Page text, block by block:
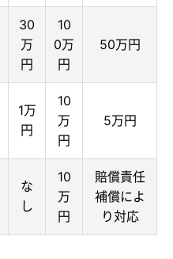
30
万
円
10
0万
円
50万円
1万
円
10
万
円
5万円
な
し
10
万
円
賠償責任
補償によ
り対応